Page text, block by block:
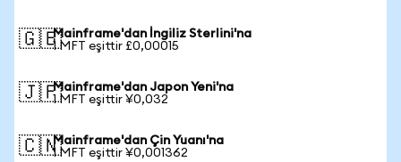
🇬🇧Mainframe'dan İngiliz Sterlini'na
1 MFT eşittir £0,00015
🇯🇵Mainframe'dan Japon Yeni'na
1 MFT eşittir ¥0,032
🇨🇳Mainframe'dan Çin Yuanı'na
1 MFT eşittir ¥0,001362